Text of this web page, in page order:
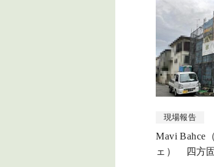
現場報告
Mavi Bahce
ェ） 四方